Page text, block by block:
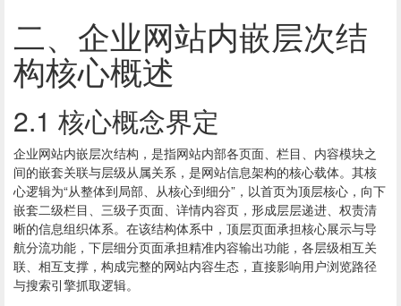
二、企业网站内嵌层次结
构核心概述
2.1 核心概念界定
企业网站内嵌层次结构，是指网站内部各页面、栏目、内容模块之
间的嵌套关联与层级从属关系，是网站信息架构的核心载体。其核
心逻辑为“从整体到局部、从核心到细分”，以首页为顶层核心，向下
嵌套二级栏目、三级子页面、详情内容页，形成层层递进、权责清
晰的信息组织体系。在该结构体系中，顶层页面承担核心展示与导
航分流功能，下层细分页面承担精准内容输出功能，各层级相互关
联、相互支撑，构成完整的网站内容生态，直接影响用户浏览路径
与搜索引擎抓取逻辑。